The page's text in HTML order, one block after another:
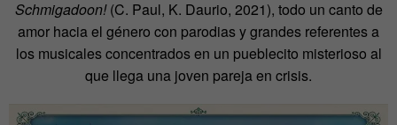
Schmigadoon!(C. Paul, K. Daurio, 2021), todo un canto de
amor hacia el género con parodias y grandes referentes a
los musicales concentrados en un pueblecito misterioso al
que llega una joven pareja en crisis.